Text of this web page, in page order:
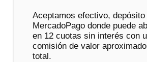
Aceptamos efectivo,
MercadoPago donde puede
en 12 cuotas sin interés con
comisión de valor aproximado
total.